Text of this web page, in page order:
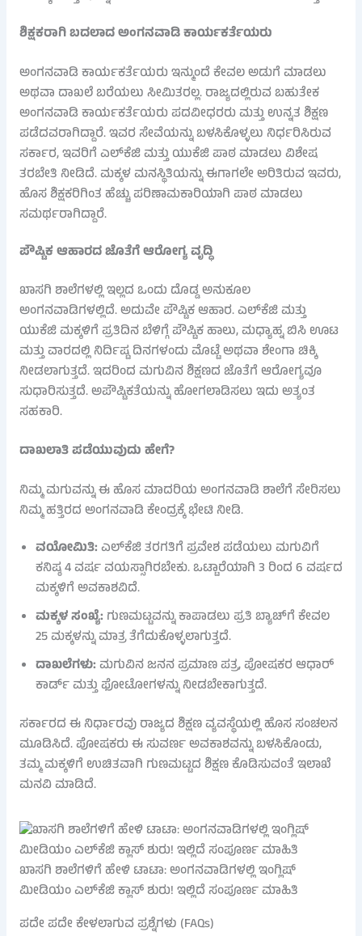
ಶಿಕ್ಷಕರಾಗಿ ಬದಲಾದ ಅಂಗನವಾಡಿ ಕಾರ್ಯಕರ್ತೆಯರು
ಅಂಗನವಾಡಿ ಕಾರ್ಯಕರ್ತೆಯರು ಇನ್ಮುಂದೆ ಕೇವಲ ಅಡುಗೆ ಮಾಡಲು
ಅಥವಾ ದಾಖಲೆ ಬರೆಯಲು ಸೀಮಿತರಲ್ಲ. ರಾಜ್ಯದಲ್ಲಿರುವ ಬಹುತೇಕ
ಅಂಗನವಾಡಿ ಕಾರ್ಯಕರ್ತೆಯರು ಪದವೀಧರರು ಮತ್ತು ಉನ್ನತ ಶಿಕ್ಷಣ
ಪಡೆದವರಾಗಿದ್ದಾರೆ. ಇವರ ಸೇವೆಯನ್ನು ಬಳಸಿಕೊಳ್ಳಲು ನಿರ್ಧರಿಸಿರುವ
ಸರ್ಕಾರ, ಇವರಿಗೆ ಎಲ್‌ಕೆಜಿ ಮತ್ತು ಯುಕೆಜಿ ಪಾಠ ಮಾಡಲು ವಿಶೇಷ
ತರಬೇತಿ ನೀಡಿದೆ. ಮಕ್ಕಳ ಮನಸ್ಥಿತಿಯನ್ನು ಈಗಾಗಲೇ ಅರಿತಿರುವ ಇವರು,
ಹೊಸ ಶಿಕ್ಷಕರಿಗಿಂತ ಹೆಚ್ಚು ಪರಿಣಾಮಕಾರಿಯಾಗಿ ಪಾಠ ಮಾಡಲು
ಸಮರ್ಥರಾಗಿದ್ದಾರೆ.
ಪೌಷ್ಟಿಕ ಆಹಾರದ ಜೊತೆಗೆ ಆರೋಗ್ಯ ವೃದ್ಧಿ
ಖಾಸಗಿ ಶಾಲೆಗಳಲ್ಲಿ ಇಲ್ಲದ ಒಂದು ದೊಡ್ಡ ಅನುಕೂಲ
ಅಂಗನವಾಡಿಗಳಲ್ಲಿದೆ. ಅದುವೇ ಪೌಷ್ಟಿಕ ಆಹಾರ. ಎಲ್‌ಕೆಜಿ ಮತ್ತು
ಯುಕೆಜಿ ಮಕ್ಕಳಿಗೆ ಪ್ರತಿದಿನ ಬೆಳಿಗ್ಗೆ ಪೌಷ್ಟಿಕ ಹಾಲು, ಮಧ್ಯಾಹ್ನ ಬಿಸಿ ಊಟ
ಮತ್ತು ವಾರದಲ್ಲಿ ನಿರ್ದಿಷ್ಟ ದಿನಗಳಂದು ಮೊಟ್ಟೆ ಅಥವಾ ಶೇಂಗಾ ಚಿಕ್ಕಿ
ನೀಡಲಾಗುತ್ತದೆ. ಇದರಿಂದ ಮಗುವಿನ ಶಿಕ್ಷಣದ ಜೊತೆಗೆ ಆರೋಗ್ಯವೂ
ಸುಧಾರಿಸುತ್ತದೆ. ಅಪೌಷ್ಟಿಕತೆಯನ್ನು ಹೋಗಲಾಡಿಸಲು ಇದು ಅತ್ಯಂತ
ಸಹಕಾರಿ.
ದಾಖಲಾತಿ ಪಡೆಯುವುದು ಹೇಗೆ?
ನಿಮ್ಮ ಮಗುವನ್ನು ಈ ಹೊಸ ಮಾದರಿಯ ಅಂಗನವಾಡಿ ಶಾಲೆಗೆ ಸೇರಿಸಲು
ನಿಮ್ಮ ಹತ್ತಿರದ ಅಂಗನವಾಡಿ ಕೇಂದ್ರಕ್ಕೆ ಭೇಟಿ ನೀಡಿ.
ವಯೋಮಿತಿ:ಎಲ್‌ಕೆಜಿ ತರಗತಿಗೆ ಪ್ರವೇಶ ಪಡೆಯಲು ಮಗುವಿಗೆ
ಕನಿಷ್ಠ 4 ವರ್ಷ ವಯಸ್ಸಾಗಿರಬೇಕು. ಒಟ್ಟಾರೆಯಾಗಿ 3 ರಿಂದ 6 ವರ್ಷದ
ಮಕ್ಕಳಿಗೆ ಅವಕಾಶವಿದೆ.
ಮಕ್ಕಳ ಸಂಖ್ಯೆ: ಗುಣಮಟ್ಟವನ್ನು ಕಾಪಾಡಲು ಪ್ರತಿ ಬ್ಯಾಚ್‌ಗೆ ಕೇವಲ
25 ಮಕ್ಕಳನ್ನು ಮಾತ್ರ ತೆಗೆದುಕೊಳ್ಳಲಾಗುತ್ತದೆ.
ದಾಖಲೆಗಳು:ಮಗುವಿನ ಜನನ ಪ್ರಮಾಣ ಪತ್ರ, ಪೋಷಕರ ಆಧಾರ್
ಕಾರ್ಡ್ ಮತ್ತು ಫೋಟೋಗಳನ್ನು ನೀಡಬೇಕಾಗುತ್ತದೆ.
ಸರ್ಕಾರದ ಈ ನಿರ್ಧಾರವು ರಾಜ್ಯದ ಶಿಕ್ಷಣ ವ್ಯವಸ್ಥೆಯಲ್ಲಿ ಹೊಸ ಸಂಚಲನ
ಮೂಡಿಸಿದೆ. ಪೋಷಕರು ಈ ಸುವರ್ಣ ಅವಕಾಶವನ್ನು ಬಳಸಿಕೊಂಡು,
ತಮ್ಮ ಮಕ್ಕಳಿಗೆ ಉಚಿತವಾಗಿ ಗುಣಮಟ್ಟದ ಶಿಕ್ಷಣ ಕೊಡಿಸುವಂತೆ ಇಲಾಖೆ
ಮನವಿ ಮಾಡಿದೆ.
ಖಾಸಗಿ ಶಾಲೆಗಳಿಗೆ ಹೇಳಿ ಟಾಟಾ: ಅಂಗನವಾಡಿಗಳಲ್ಲಿ ಇಂಗ್ಲಿಷ್
ಮೀಡಿಯಂ ಎಲ್‌ಕೆಜಿ ಕ್ಲಾಸ್ ಶುರು! ಇಲ್ಲಿದೆ ಸಂಪೂರ್ಣ ಮಾಹಿತಿ
ಪದೇ ಪದೇ ಕೇಳಲಾಗುವ ಪ್ರಶ್ನೆಗಳು (FAQs)